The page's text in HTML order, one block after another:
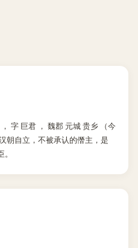
字 巨君 ， 魏郡 元城 贵乡 （今
朝自立，不被承认的僭主，是